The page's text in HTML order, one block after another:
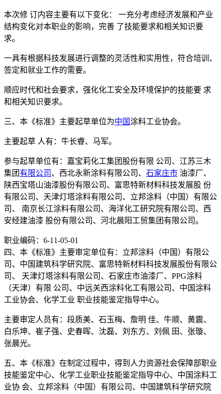
本次修 订内容主要有以下变化： 一充分考虑经济发展和产业
结构变化对本职业的影响，完善 了技能要求和相关知识要
求。
一具有根据科技发展进行调整的灵活性和实用性，符合培训、
签定和就业工作的需要。
顺应时代和社会要求，强化化工安全及环境保护的技能要 求
和相关知识要求。
三、本《标准》主要起草单位为中国涂料工业协会。
主要起草 人有：牛长睿、马军。
参与起草单位有：嘉宝莉化工集团股份有限 公司、江苏三木
集团有限公司 、西北永新涂料有限公司、 石家庄市 油漆厂、
陕西宝塔山油漆股份有限公司、富思特新材料科技发展股 份
有限公司、天津灯塔涂料有限公司、立邦涂料（中国）有限公
司、 南京长江涂料有限公司、海洋化工研究院有限公司、西
安经建油漆 股份有限公司、河北晨阳工贸集团有限公司。
职业编码：6-11-05-01
四、本《标准》主要审定单位有：立邦涂料（中国）有限公
司、中国建筑科学研究院、富思特新材料科技发展股份有限公
司、 天津灯塔涂料有限公司、石家庄市油漆厂、PPG涂料
（天津）有限 公司、中远关西涂料化工有限公司、中国涂料
工业协会、化学工业 职业技能鉴定指导中心。
主要审定人员有：段质美、石玉梅、詹明 佳、牛顺、黄震、
白乐坤、崔子强、史春晖、沈磊、刘东方、刘佩 田、张璇、
张晨光。
五、本《标准》在制定过程中，得到人力资源社会保障部职业
技能鉴定中心、化学工业职业技能鉴定指导中心、中国涂料工
业协 会、立邦涂料（中国）有限公司、中国建筑科学研究院